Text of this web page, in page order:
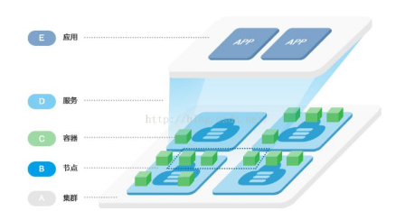
堂
我
我
的
我